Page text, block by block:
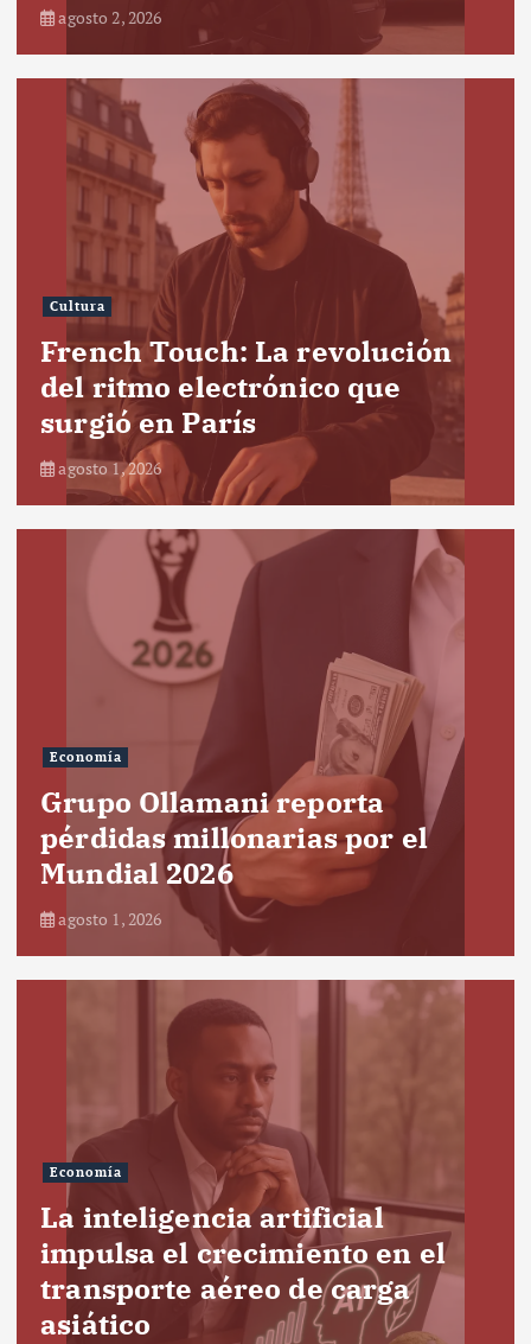
agosto 2, 2026
Cultura
French Touch: La revolución
del ritmo electrónico que
surgió en París
agosto 1, 2026
Economía
Grupo Ollamani reporta
pérdidas millonarias por el
Mundial 2026
agosto 1, 2026
Economía
La inteligencia artificial
impulsa el crecimiento en el
transporte aéreo de carga
asiático